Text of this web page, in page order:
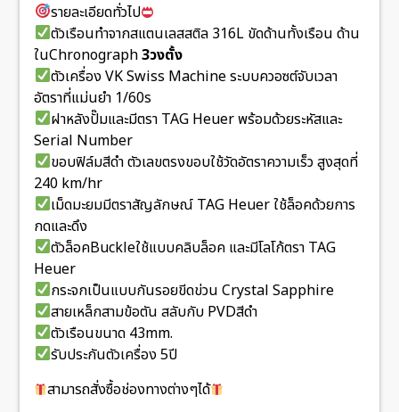
รายละเอียดทั่วไป
ตัวเรือนทำจากสแตนเลสสติล 316L ขัดด้านทั้งเรือน ด้าน
ในChronograph3วงตั้ง
ตัวเครื่อง VK Swiss Machine ระบบควอซต์จับเวลา
อัตราที่แม่นยำ 1/60s
ฝาหลังปั๊มและมีตรา TAG Heuer พร้อมด้วยระหัสและ
Serial Number
ขอบฟิล์มสีดำ ตัวเลขตรงขอบใช้วัดอัตราความเร็ว สูงสุดที่
240 km/hr
เม็ดมะยมมีตราสัญลักษณ์ TAG Heuer ใช้ล็อคด้วยการ
กดและดึง
ตัวล็อคBuckleใช้แบบคลิบล็อค และมีโลโก้ตรา TAG
Heuer
กระจกเป็นแบบกันรอยขีดข่วน Crystal Sapphire
สายเหล็กสามข้อตัน สลับกับ PVDสีดำ
ตัวเรือนขนาด 43mm.
รับประกันตัวเครื่อง 5ปี
สามารถสั่งซื้อช่องทางต่างๆได้